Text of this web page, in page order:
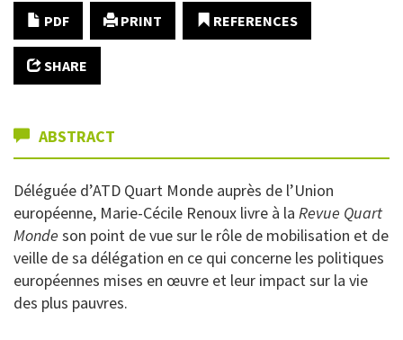
PDF PRINT REFERENCES
SHARE
ABSTRACT
Déléguée d’ATD Quart Monde auprès de l’Union
européenne, Marie-Cécile Renoux livre à la Revue Quart
Monde son point de vue sur le rôle de mobilisation et de
veille de sa délégation en ce qui concerne les politiques
européennes mises en œuvre et leur impact sur la vie
des plus pauvres.